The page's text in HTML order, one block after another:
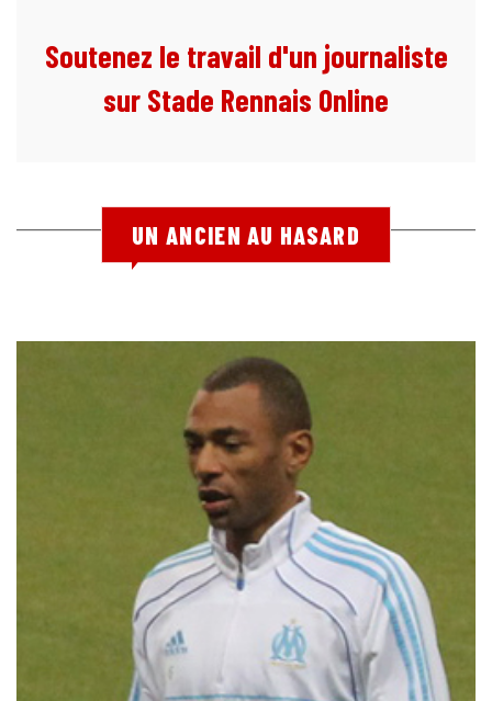
Soutenez le travail d'un journaliste
sur Stade Rennais Online
UN ANCIEN AU HASARD